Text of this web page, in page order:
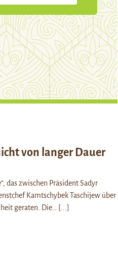
von langer Dauer
das zwischen Präsident Sadyr
Kamtschybek Taschijew über
geraten. Die…
[...]